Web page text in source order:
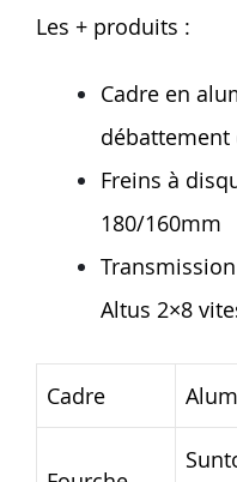
Les + produits :
Cadre en
débattement
Freins à
180/160mm
Altus 2×8
Cadre